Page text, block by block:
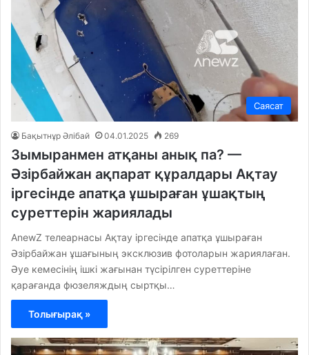
Саясат
Бақытнұр Әлібай 04.01.2025 269
Зымыранмен атқаны анық па? —
Әзірбайжан ақпарат құралдары Ақтау
іргесінде апатқа ұшыраған ұшақтың
суреттерін жариялады
AnewZ телеарнасы Ақтау іргесінде апатқа ұшыраған
Әзірбайжан ұшағының эксклюзив фотоларын жариялаған.
Әуе кемесінің ішкі жағынан түсірілген суреттеріне
қарағанда фюзеляждың сыртқы…
Толығырақ »